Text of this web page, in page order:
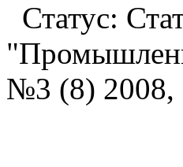
Статус:
№3 (8) 2008,